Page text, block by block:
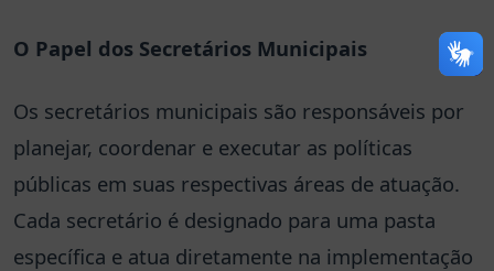
O Papel dos Secretários Municipais
Os secretários municipais são responsáveis por
planejar, coordenar e executar as políticas
públicas em suas respectivas áreas de atuação.
Cada secretário é designado para uma pasta
específica e atua diretamente na implementação